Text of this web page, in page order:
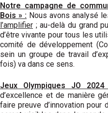
Notre campagne de
Bois » : Nous avons analysé
l’amplifier ; au-delà du grand
d’être vivante pour tous les
comité de développement
sein un groupe de travail
fois) va dans ce sens.
Jeux Olympiques JO 2024
d’excellence et de manière
faire preuve d’innovation